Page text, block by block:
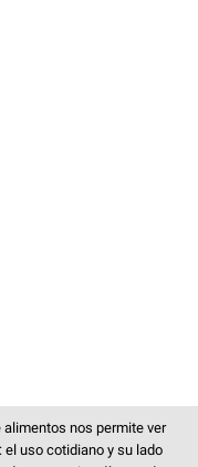
nos permite ver
uso cotidiano y su lado